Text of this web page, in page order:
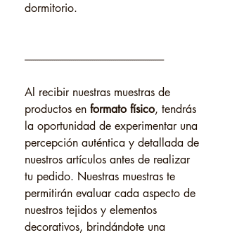
dormitorio.
------------------------------------------------------------------
Al recibir nuestras muestras de
productos en formato físico, tendrás
la oportunidad de experimentar una
percepción auténtica y detallada de
nuestros artículos antes de realizar
tu pedido. Nuestras muestras te
permitirán evaluar cada aspecto de
nuestros tejidos y elementos
decorativos, brindándote una